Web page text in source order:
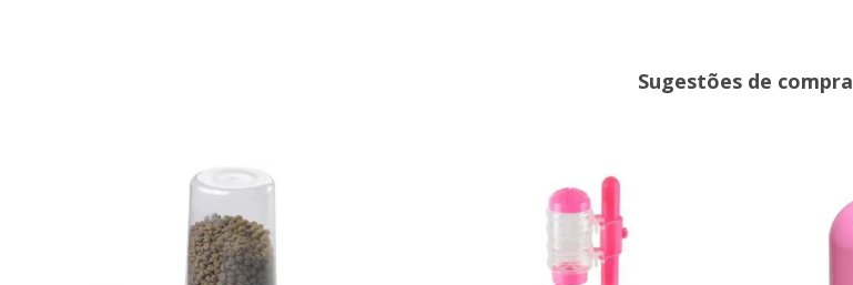
Sugestões de compra